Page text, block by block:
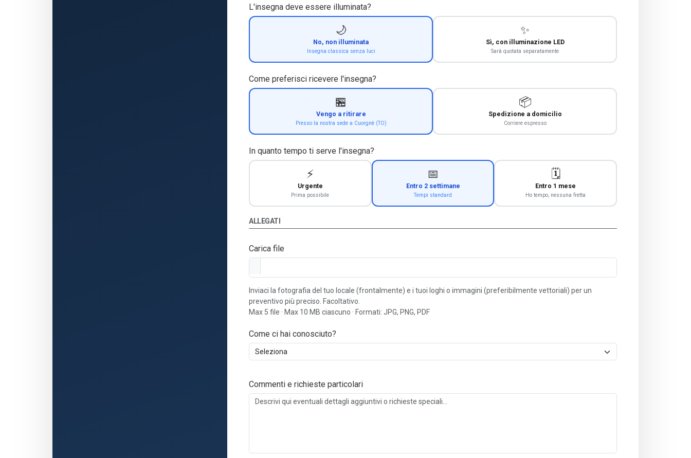
L'insegna deve essere illuminata?
🌙
No, non illuminata
Insegna classica senza luci
✨
Sì, con illuminazione LED
Sarà quotata separatamente
Come preferisci ricevere l'insegna?
🏪
Vengo a ritirare
Presso la nostra sede a Cuorgnè (TO)
📦
Spedizione a domicilio
Corriere espresso
In quanto tempo ti serve l'insegna?
⚡
Urgente
Prima possibile
📅
Entro 2 settimane
Tempi standard
🗓️
Entro 1 mese
Ho tempo, nessuna fretta
ALLEGATI
Carica file
Inviaci la fotografia del tuo locale (frontalmente) e i tuoi loghi o immagini (preferibilmente vettoriali) per un
preventivo più preciso. Facoltativo.
Max 5 file · Max 10 MB ciascuno · Formati: JPG, PNG, PDF
Come ci hai conosciuto?
Commenti e richieste particolari